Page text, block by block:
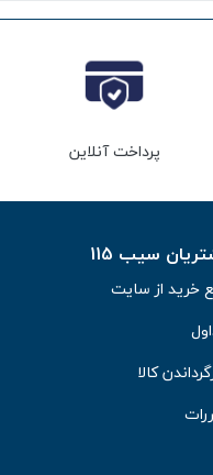
پرداخت آنلاین
سیب 115
خرید از سایت
کالا